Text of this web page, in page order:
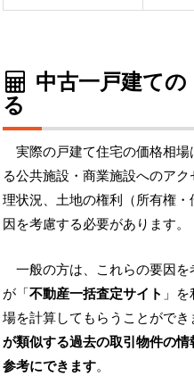
中古一戸建て
る
実際の戸建て住宅の価格相
る公共施設・商業施設へのア
理状況、土地の権利（所有権
因を考慮する必要があります。
一般の方は、これらの要因
が「不動産一括査定サイト 」
場を計算してもらうことができ
が類似する過去の取引物件の
参考にできます。